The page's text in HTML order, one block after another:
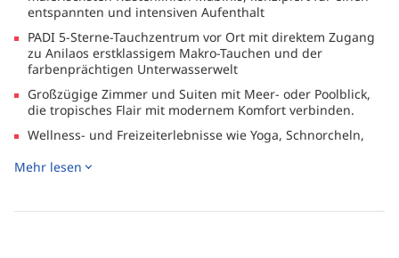
entspannten und intensiven Aufenthalt
PADI 5-Sterne-Tauchzentrum vor Ort mit direktem Zugang
zu Anilaos erstklassigem Makro-Tauchen und der
farbenprächtigen Unterwasserwelt
Großzügige Zimmer und Suiten mit Meer- oder Poolblick,
die tropisches Flair mit modernem Komfort verbinden.
Wellness- und Freizeiterlebnisse wie Yoga, Schnorcheln,
Infinity-Pool und Freiluftbereiche schaffen eine ruhige
Aktivitäten.
Mehr lesen